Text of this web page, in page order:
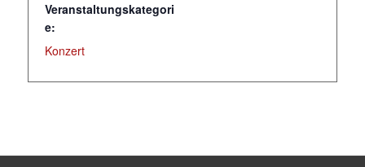
Veranstaltungskategori
e:
Konzert